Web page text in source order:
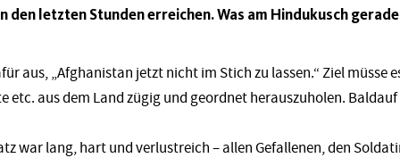
den letzten Stunden erreichen. Was am Hindukusch
aus, „Afghanistan jetzt nicht im Stich zu lassen.“ Ziel müsse
etc. aus dem Land zügig und geordnet herauszuholen.
war lang, hart und verlustreich – allen Gefallenen, den